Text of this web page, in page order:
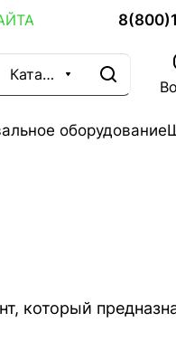
Каталог
оборудование
который